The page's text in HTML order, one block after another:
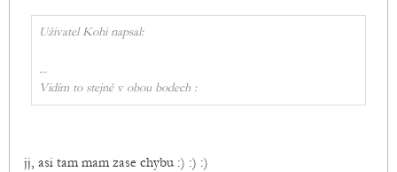
Uživatel Kohi napsal:
...
Vidím to stejně v obou bodech :
jj, asi tam mam zase chybu :) :) :)